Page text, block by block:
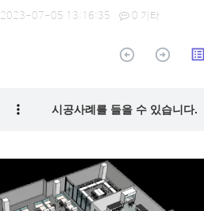
2023-07-05 13:16:35 0 기타
arrow_circle_up arrow_circle_up
시공사례를 들을 수 있습니다.